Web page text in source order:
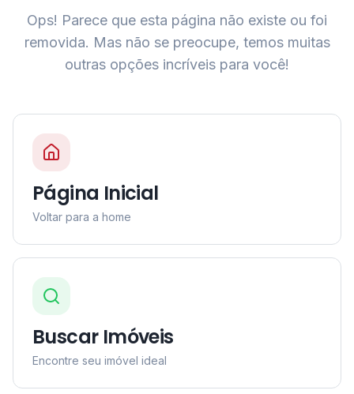
Ops! Parece que esta página não existe ou foi
removida. Mas não se preocupe, temos muitas
outras opções incríveis para você!
Página Inicial
Voltar para a home
Buscar Imóveis
Encontre seu imóvel ideal